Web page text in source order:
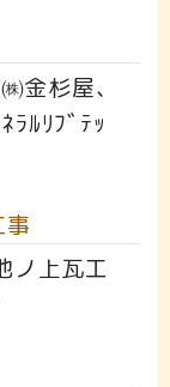
金杉屋、
ﾗﾙﾘﾌﾞﾃｯ
ノ上瓦工